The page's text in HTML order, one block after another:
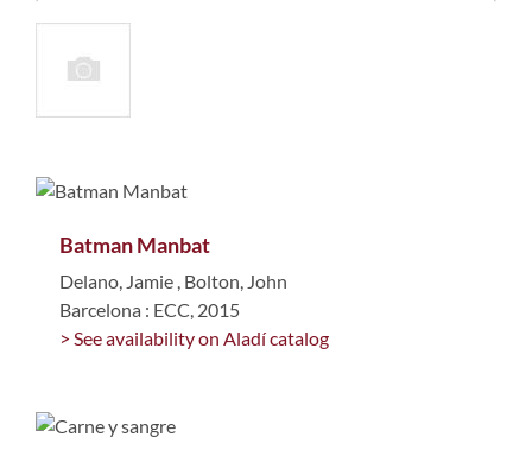
Batman Manbat
Delano, Jamie , Bolton, John
Barcelona : ECC, 2015
> See availability on Aladí catalog